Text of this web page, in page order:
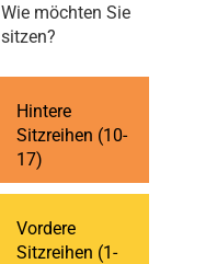
Wie möchten Sie
sitzen?
Hintere
Sitzreihen (10-
17)
Vordere
Sitzreihen (1-